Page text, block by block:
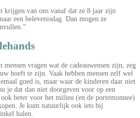
krijgen van ons vanaf dat ze 8 jaar zijn
een belevenisdag. Dan mogen ze
vragen wat de cadeauwensen zijn, zeg
hoeft te zijn. Vaak hebben mensen zelf wel
goed is, maar waar de kinderen daar niet
je dat dan niet doorgeven voor op een
beter voor het milieu (en de portemonnee)
Je kunt natuurlijk ook iets bij
halen.